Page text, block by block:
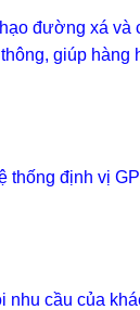
đường xá và
giúp hàng
định vị
nhu cầu của